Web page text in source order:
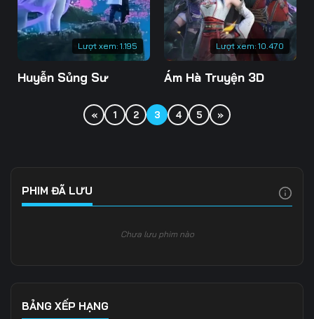
Lượt xem: 1.195
Huyễn Sủng Sư
Lượt xem: 10.470
Ám Hà Truyện 3D
« 1 2 3 4 5 »
PHIM ĐÃ LƯU
Chưa lưu phim nào
BẢNG XẾP HẠNG